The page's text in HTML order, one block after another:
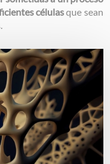
célulasque sean